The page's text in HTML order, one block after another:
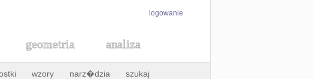
logowanie
geometria analiza
wzory narz�dzia szukaj